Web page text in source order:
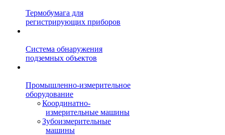
Термобумага для
регистрирующих приборов
Система обнаружения
подземных объектов
Промышленно-измерительное
оборудование
Координатно-
измерительные машины
Зубоизмерительные
машины